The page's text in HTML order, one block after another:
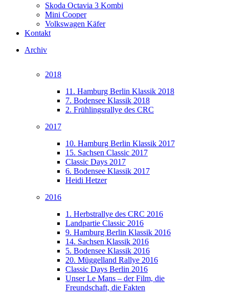
Skoda Octavia 3 Kombi
Mini Cooper
Volkswagen Käfer
Kontakt
Archiv
2018
11. Hamburg Berlin Klassik 2018
7. Bodensee Klassik 2018
2. Frühlingsrallye des CRC
2017
10. Hamburg Berlin Klassik 2017
15. Sachsen Classic 2017
Classic Days 2017
6. Bodensee Klassik 2017
Heidi Hetzer
2016
1. Herbstrallye des CRC 2016
Landpartie Classic 2016
9. Hamburg Berlin Klassik 2016
14. Sachsen Klassik 2016
5. Bodensee Klassik 2016
20. Müggelland Rallye 2016
Classic Days Berlin 2016
Unser Le Mans – der Film, die
Freundschaft, die Fakten